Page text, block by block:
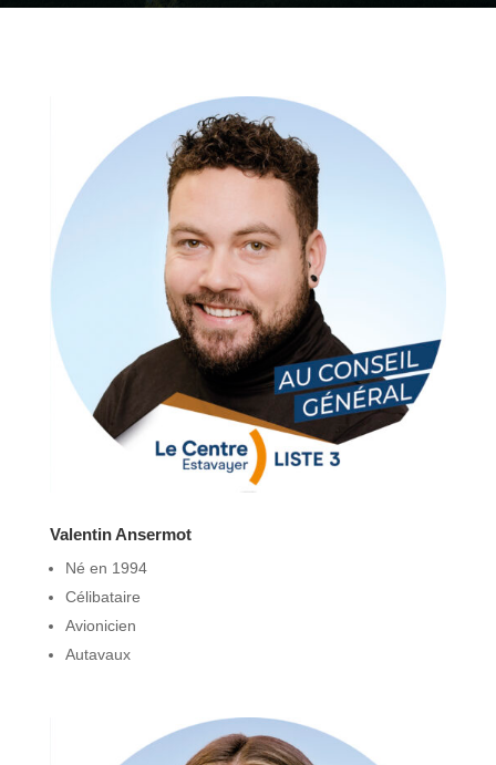
Valentin Ansermot
Né en 1994
Célibataire
Avionicien
Autavaux